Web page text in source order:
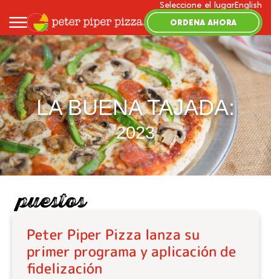
Seleccione el lugarEnglish
ORDENA AHORA
LA BUENA TAJADA:
2023
puestos
Peter Piper Pizza lanza su
primer programa y aplicación de
fidelización